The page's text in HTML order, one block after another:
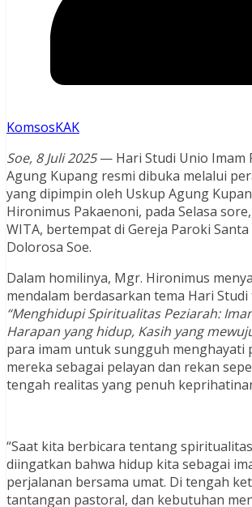
KomsosKAK
Soe, 8 Juli 2025— Hari Studi Unio Imam
Agung Kupang resmi dibuka melalui
yang dipimpin oleh Uskup Agung
Hironimus Pakaenoni, pada Selasa
WITA, bertempat di Gereja Paroki
Dolorosa Soe.
Dalam homilinya, Mgr. Hironimus
mendalam berdasarkan tema Hari
“Menghidupi Spiritualitas Peziarah:
Harapan yang hidup, Kasih yang
para imam untuk sungguh menghayati
mereka sebagai pelayan dan rekan
tengah realitas yang penuh
“Saat kita berbicara tentang
diingatkan bahwa hidup kita sebagai
perjalanan bersama umat. Di tengah
tantangan pastoral, dan kebutuhan